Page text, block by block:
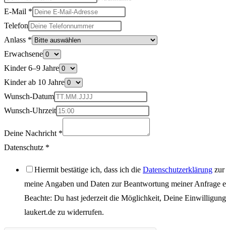
E-Mail *
Telefon
Anlass *
Erwachsene
Kinder 6–9 Jahre
Kinder ab 10 Jahre
Wunsch-Datum
Wunsch-Uhrzeit
Deine Nachricht *
Datenschutz *
Hiermit bestätige ich, dass ich die Datenschutzerklärung zur
meine Angaben und Daten zur Beantwortung meiner Anfrage
Beachte: Du hast jederzeit die Möglichkeit, Deine
laukert.de zu widerrufen.